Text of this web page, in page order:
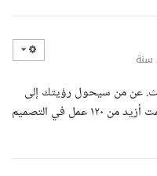
سنة
عن من سيحول رؤيتك إلى
واقع و أحسن فأنا الأنسب لهذه المهمة سلمت أزيد من ١٢٠ عمل في التصميم